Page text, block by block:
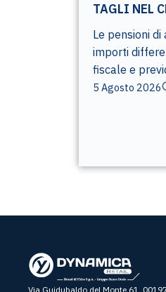
TAGLI NEL
Le pensioni
importi
fiscale e
5 Agosto 2026
Via Guidubaldo del Monte 61,